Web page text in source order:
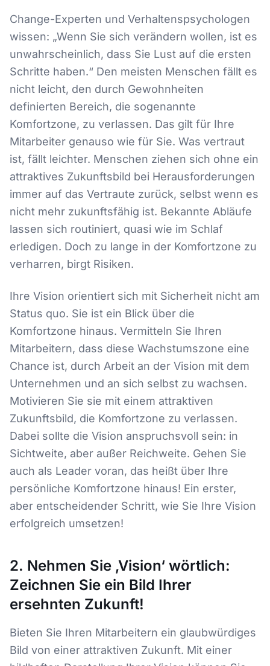
Change-Experten und Verhaltenspsychologen
wissen: „Wenn Sie sich verändern wollen, ist es
unwahrscheinlich, dass Sie Lust auf die ersten
Schritte haben.“ Den meisten Menschen fällt es
nicht leicht, den durch Gewohnheiten
definierten Bereich, die sogenannte
Komfortzone, zu verlassen. Das gilt für Ihre
Mitarbeiter genauso wie für Sie. Was vertraut
ist, fällt leichter. Menschen ziehen sich ohne ein
attraktives Zukunftsbild bei Herausforderungen
immer auf das Vertraute zurück, selbst wenn es
nicht mehr zukunftsfähig ist. Bekannte Abläufe
lassen sich routiniert, quasi wie im Schlaf
erledigen. Doch zu lange in der Komfortzone zu
verharren, birgt Risiken.
Ihre Vision orientiert sich mit Sicherheit nicht am
Status quo. Sie ist ein Blick über die
Komfortzone hinaus. Vermitteln Sie Ihren
Mitarbeitern, dass diese Wachstumszone eine
Chance ist, durch Arbeit an der Vision mit dem
Unternehmen und an sich selbst zu wachsen.
Motivieren Sie sie mit einem attraktiven
Zukunftsbild, die Komfortzone zu verlassen.
Dabei sollte die Vision anspruchsvoll sein: in
Sichtweite, aber außer Reichweite. Gehen Sie
auch als Leader voran, das heißt über Ihre
persönliche Komfortzone hinaus! Ein erster,
aber entscheidender Schritt, wie Sie Ihre Vision
erfolgreich umsetzen!
2. Nehmen Sie ‚Vision‘ wörtlich:
Zeichnen Sie ein Bild Ihrer
ersehnten Zukunft!
Bieten Sie Ihren Mitarbeitern ein glaubwürdiges
Bild von einer attraktiven Zukunft. Mit einer